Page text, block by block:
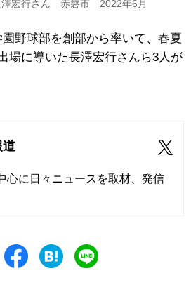
澤宏行さん 赤磐市 2022年6月
野球部を創部から率いて、春夏
場に導いた長澤宏行さんら3人が
道
心に日々ニュースを取材、発信